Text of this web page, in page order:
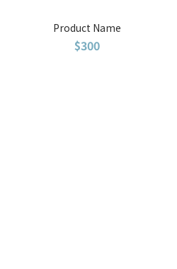
Product Name
$300